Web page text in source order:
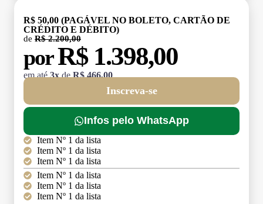
R$ 50,00 (PAGÁVEL NO BOLETO, CARTÃO DE
CRÉDITO E DÉBITO)
de R$ 2.200,00
porR$ 1.398,00
em até3xdeR$ 466,00
Inscreva-se
Infos pelo WhatsApp
Item Nº 1 da lista
Item Nº 1 da lista
Item Nº 1 da lista
Item Nº 1 da lista
Item Nº 1 da lista
Item Nº 1 da lista